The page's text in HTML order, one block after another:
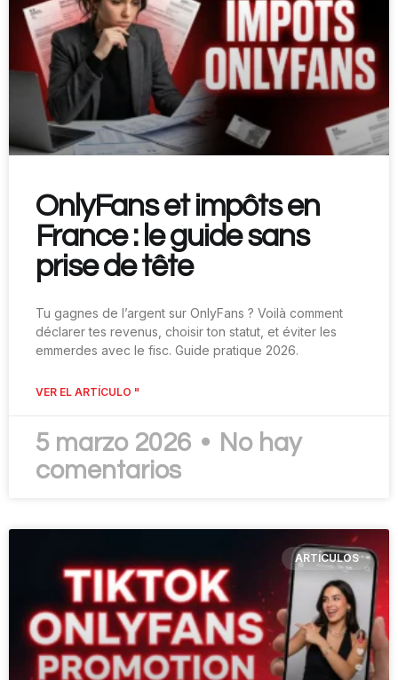
OnlyFans et impôts en
France : le guide sans
prise de tête
Tu gagnes de l’argent sur OnlyFans ? Voilà comment
déclarer tes revenus, choisir ton statut, et éviter les
emmerdes avec le fisc. Guide pratique 2026.
VER EL ARTÍCULO "
5 marzo 2026
No hay
comentarios
ARTÍCULOS